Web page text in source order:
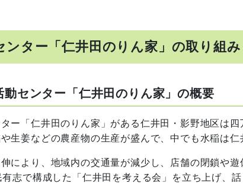
ンター「仁井田のりん家」の取り組み
センター「仁井田のりん家」の概要
ー「仁井田のりん家」がある仁井田・影野地区は
生姜などの農産物の生産が盛んで、中でも水稲は
により、地域内の交通量が減少し、店舗の閉鎖や
志で構成した「仁井田を考える会」を立ち上げ、